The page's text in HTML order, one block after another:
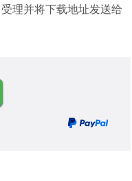
理并将下载地址发送给